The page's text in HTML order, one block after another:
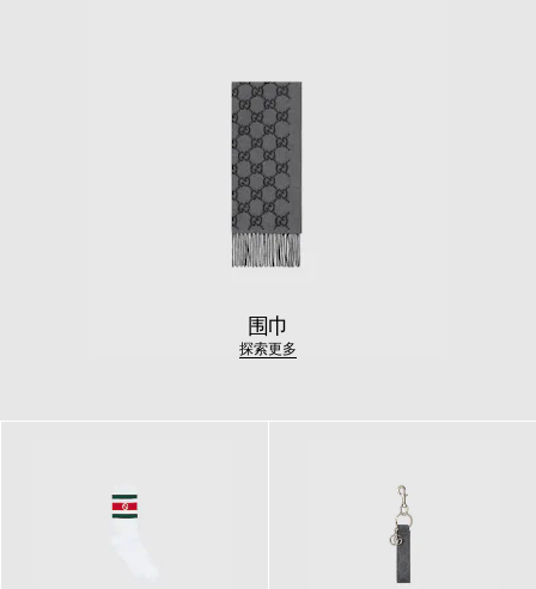
围巾
探索更多